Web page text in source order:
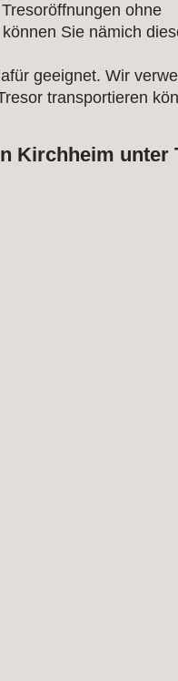
ohne
Sie nämich
geeignet. Wir
transportieren
Kirchheim unter